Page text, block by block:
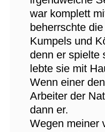
war komplett
beherrschte
Kumpels und
denn er spielte
lebte sie mit
Wenn einer
Arbeiter der
dann er.
Wegen meiner